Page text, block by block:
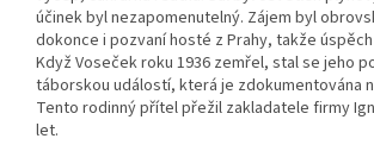
účinek byl nezapomenutelný. Zájem byl
dokonce i pozvaní hosté z Prahy, takže
Když Voseček roku 1936 zemřel, stal se jeho
táborskou událostí, která je zdokumentována
Tento rodinný přítel přežil zakladatele firmy
let.